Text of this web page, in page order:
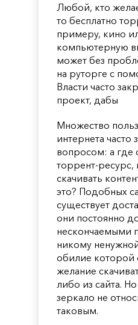
Любой, кто
то бесплатно
примеру, кино
компьютерную
может без
на руторге с
Власти часто
проект, дабы
Множество
интернета часто
вопросом: а где
торрент-
скачивать
это? Подобных
существует
они постоянно
нескончаемыми
никому
обилие которой
желание
либо из сайта.
зеркало не
таковым.